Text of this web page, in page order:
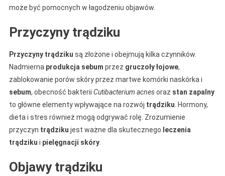
może być pomocnych w łagodzeniu objawów.
Przyczyny trądziku
Przyczyny trądziku są złożone i obejmują kilka czynników.
Nadmierna produkcja sebum przez gruczoły łojowe,
zablokowanie porów skóry przez martwe komórki naskórka i
sebum, obecność bakterii Cutibacterium acnesoraz stan zapalny
to główne elementy wpływające na rozwój trądziku . Hormony,
dieta i stres również mogą odgrywać rolę. Zrozumienie
przyczyn trądziku jest ważne dla skutecznego leczenia
trądziku i pielęgnacji skóry.
Objawy trądziku